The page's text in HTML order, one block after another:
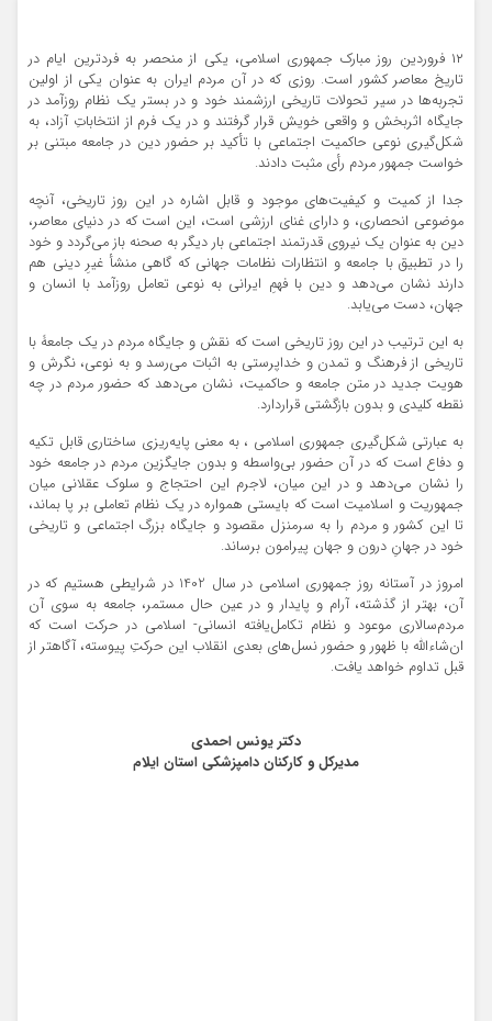
۱۲ فروردین روز مبارک جمهوری اسلامی، یکی از منحصر به فردترین ایام در
تاریخ معاصر کشور است. روزی که در آن مردم ایران به عنوان یکی از اولین
تجربه‌ها در سیر تحولات تاریخی ارزشمند خود و در بستر یک نظام روزآمد در
جایگاه اثربخش و واقعی خویش قرار گرفتند و در یک فرم از انتخاباتِ آزاد، به
شکل‌گیری نوعی حاکمیت اجتماعی با تأکید بر حضور دین در جامعه مبتنی بر
خواست جمهور مردم رأی مثبت دادند.
جدا از کمیت و کیفیت‌های موجود و قابل اشاره در این روز تاریخی، آنچه
موضوعی انحصاری، و دارای غنای ارزشی است، این است که در دنیای معاصر،
دین به عنوان یک نیروی قدرتمند اجتماعی بار دیگر به صحنه باز می‌گردد و خود
را در تطبیق با جامعه و انتظارات نظامات جهانی که گاهی منشأ غیرِ دینی هم
دارند نشان می‌دهد و دین با فهمِ ایرانی به نوعی تعامل روزآمد با انسان و
جهان، دست می‌یابد.
به این ترتیب در این روز تاریخی است که نقش و جایگاه مردم در یک جامعۀ با
تاریخی از فرهنگ و تمدن و خداپرستی به اثبات می‌رسد و به نوعی، نگرش و
هویت جدید در متن جامعه و حاکمیت، نشان می‌دهد که حضور مردم در چه
نقطه کلیدی و بدون بازگشتی قراردارد.
به عبارتی شکل‌گیری جمهوری اسلامی ، به معنی پایه‌ریزی ساختاری قابل تکیه
و دفاع است که در آن حضور بی‌واسطه و بدون جایگزین مردم در جامعه خود
را نشان می‌دهد و در این میان، لاجرم این احتجاج و سلوک عقلانی میان
جمهوریت و اسلامیت است که بایستی همواره در یک نظام تعاملی بر پا بماند،
تا این کشور و مردم را به سرمنزل مقصود و جایگاه بزرگ اجتماعی و تاریخی
خود در جهانِ درون و جهان پیرامون برساند.
امروز در آستانه روز جمهوری اسلامی در سال 1402 در شرایطی هستیم که در
آن، بهتر از گذشته، آرام و پایدار و در عین حال مستمر، جامعه به سوی آن
مردم‌سالاری موعود و نظام تکامل‌یافته انسانی- اسلامی در حرکت است که
ان‌شاءالله با ظهور و حضور نسل‌های بعدی انقلاب این حرکتِ پیوسته، آگاهتر از
قبل تداوم خواهد یافت.
دکتر یونس احمدی
مدیرکل و کارکنان دامپزشکی استان ایلام